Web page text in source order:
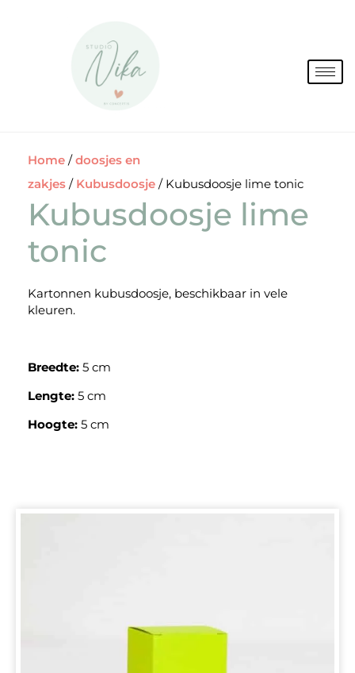
Home /doosjes en
zakjes / Kubusdoosje / Kubusdoosje lime tonic
Kubusdoosje lime
tonic
Kartonnen kubusdoosje, beschikbaar in vele
kleuren.
Breedte: 5 cm
Lengte: 5 cm
Hoogte: 5 cm